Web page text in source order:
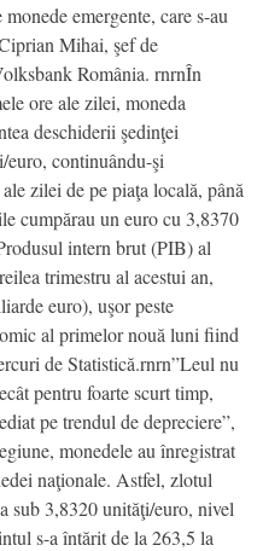
emergente, care s-au
Mihai, şef de
România. rnrnÎn
ore ale zilei, moneda
deschiderii şedinţei
continuându-şi
zilei de pe piaţa locală, până
cumpărau un euro cu 3,8370
intern brut (PIB) al
trimestru al acestui an,
euro), uşor peste
al primelor nouă luni fiind
de Statistică.rnrn”Leul nu
pentru foarte scurt timp,
pe trendul de depreciere”,
monedele au înregistrat
naţionale. Astfel, zlotul
sub 3,8320 unităţi/euro, nivel
s-a întărit de la 263,5 la